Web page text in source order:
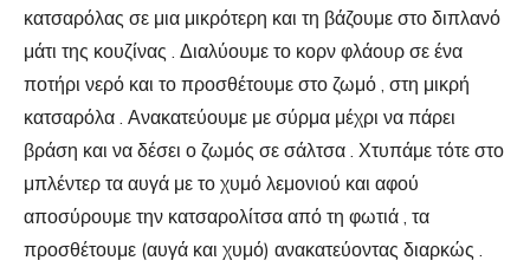
κατσαρόλας σε μια μικρότερη και τη βάζουμε στο διπλανό
μάτι της κουζίνας . Διαλύουμε το κορν φλάουρ σε ένα
ποτήρι νερό και το προσθέτουμε στο ζωμό , στη μικρή
κατσαρόλα . Ανακατεύουμε με σύρμα μέχρι να πάρει
βράση και να δέσει ο ζωμός σε σάλτσα . Χτυπάμε τότε στο
μπλέντερ τα αυγά με το χυμό λεμονιού και αφού
αποσύρουμε την κατσαρολίτσα από τη φωτιά , τα
προσθέτουμε (αυγά και χυμό) ανακατεύοντας διαρκώς .